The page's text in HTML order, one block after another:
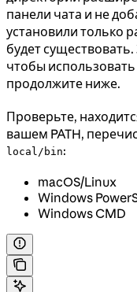
панели чата и не
установили только
будет существовать.
чтобы использовать
продолжите ниже.
Проверьте,
вашем PATH,
local/bin:
macOS/Linux
Windows
Windows CMD